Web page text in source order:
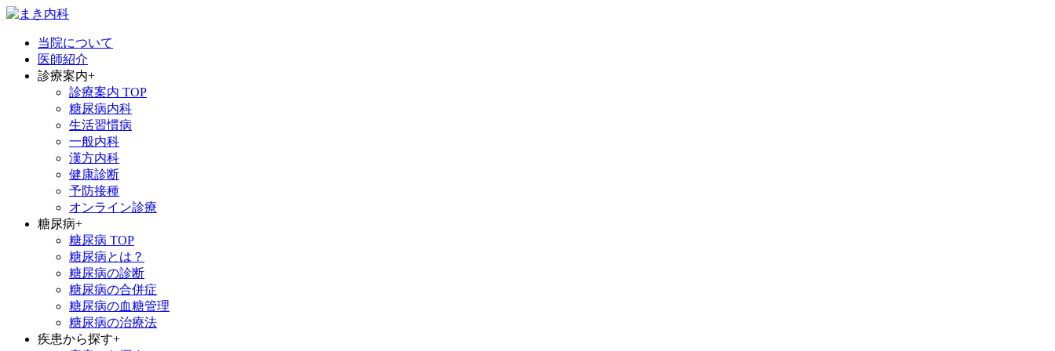
当院について
医師紹介
診療案内+
診療案内 TOP
糖尿病内科
生活習慣病
一般内科
漢方内科
健康診断
予防接種
オンライン診療
糖尿病+
糖尿病 TOP
糖尿病とは？
糖尿病の診断
糖尿病の合併症
糖尿病の血糖管理
糖尿病の治療法
疾患から探す+